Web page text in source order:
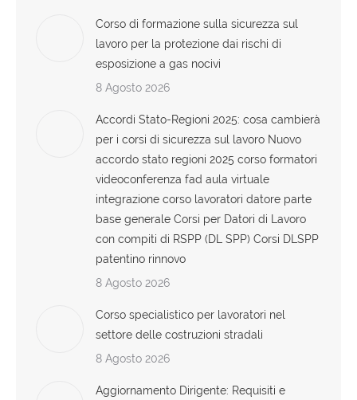
Corso di formazione sulla sicurezza sul
lavoro per la protezione dai rischi di
esposizione a gas nocivi
8 Agosto 2026
Accordi Stato-Regioni 2025: cosa cambierà
per i corsi di sicurezza sul lavoro Nuovo
accordo stato regioni 2025 corso formatori
videoconferenza fad aula virtuale
integrazione corso lavoratori datore parte
base generale Corsi per Datori di Lavoro
con compiti di RSPP (DL SPP) Corsi DLSPP
patentino rinnovo
8 Agosto 2026
Corso specialistico per lavoratori nel
settore delle costruzioni stradali
8 Agosto 2026
Aggiornamento Dirigente: Requisiti e